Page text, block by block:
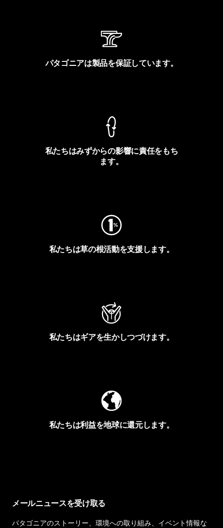
パタゴニアは製品を保証しています。
私たちはみずからの影響に責任をもち
ます。
私たちは草の根活動を支援します。
私たちはギアを生かしつづけます。
私たちは利益を地球に還元します。
メールニュースを受け取る
パタゴニアのストーリー、環境への取り組み、イベント情報な